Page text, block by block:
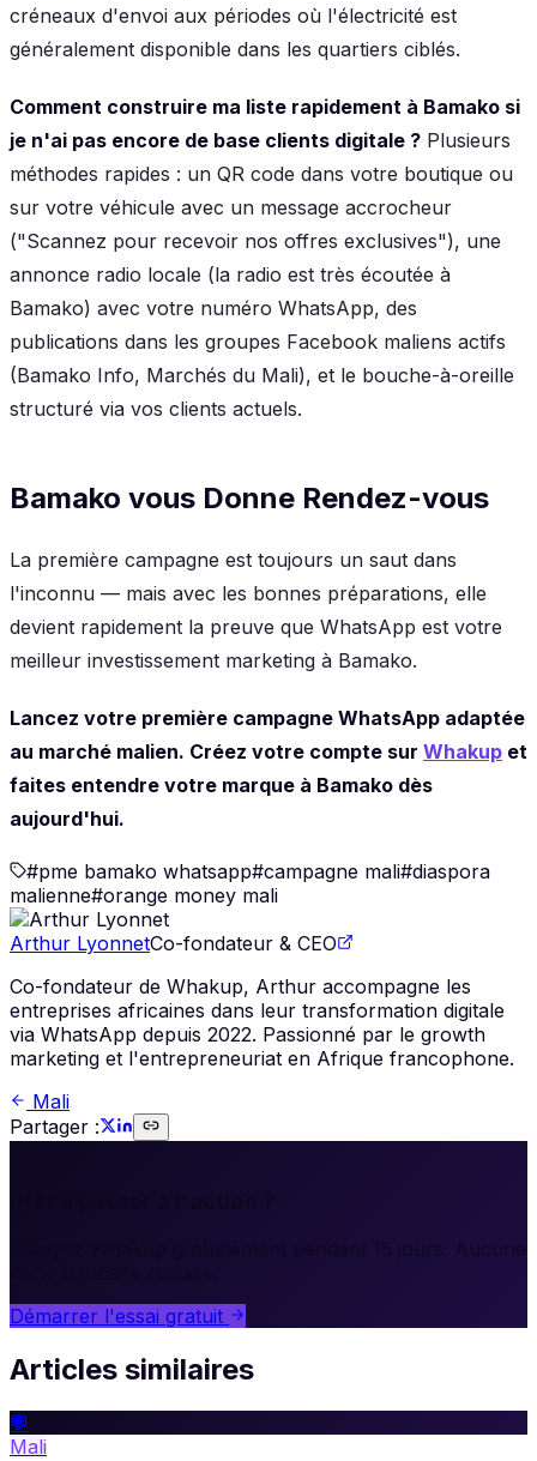
créneaux d'envoi aux périodes où l'électricité est
généralement disponible dans les quartiers ciblés.
Comment construire ma liste rapidement à Bamako si
je n'ai pas encore de base clients digitale ? Plusieurs
méthodes rapides : un QR code dans votre boutique ou
sur votre véhicule avec un message accrocheur
("Scannez pour recevoir nos offres exclusives"), une
annonce radio locale (la radio est très écoutée à
Bamako) avec votre numéro WhatsApp, des
publications dans les groupes Facebook maliens actifs
(Bamako Info, Marchés du Mali), et le bouche-à-oreille
structuré via vos clients actuels.
Bamako vous Donne Rendez-vous
La première campagne est toujours un saut dans
l'inconnu — mais avec les bonnes préparations, elle
devient rapidement la preuve que WhatsApp est votre
meilleur investissement marketing à Bamako.
Lancez votre première campagne WhatsApp adaptée
au marché malien. Créez votre compte sur Whakup et
faites entendre votre marque à Bamako dès
aujourd'hui.
#pme bamako whatsapp#campagne mali#diaspora
malienne#orange money mali
Arthur LyonnetCo-fondateur & CEO
Co-fondateur de Whakup, Arthur accompagne les
entreprises africaines dans leur transformation digitale
via WhatsApp depuis 2022. Passionné par le growth
marketing et l'entrepreneuriat en Afrique francophone.
Mali
Partager :
Essayez Whakup gratuitement pendant 15 jours. Aucune
Démarrer l'essai gratuit
Articles similaires
💬
Mali